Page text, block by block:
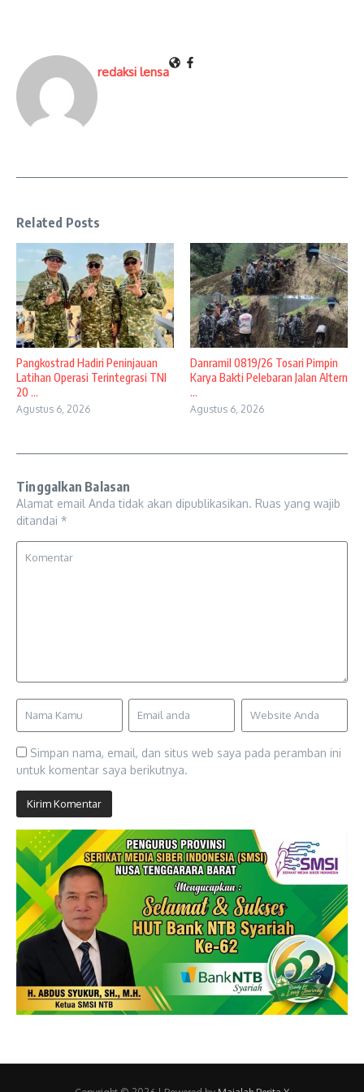
redaksi lensa
Related Posts
Pangkostrad Hadiri Peninjauan
Latihan Operasi Terintegrasi TNI
20 ...
Agustus 6, 2026
Danramil 0819/26 Tosari Pimpin
Karya Bakti Pelebaran Jalan Altern
...
Agustus 6, 2026
Tinggalkan Balasan
Alamat email Anda tidak akan dipublikasikan. Ruas yang wajib
ditandai *
Simpan nama, email, dan situs web saya pada peramban ini
untuk komentar saya berikutnya.